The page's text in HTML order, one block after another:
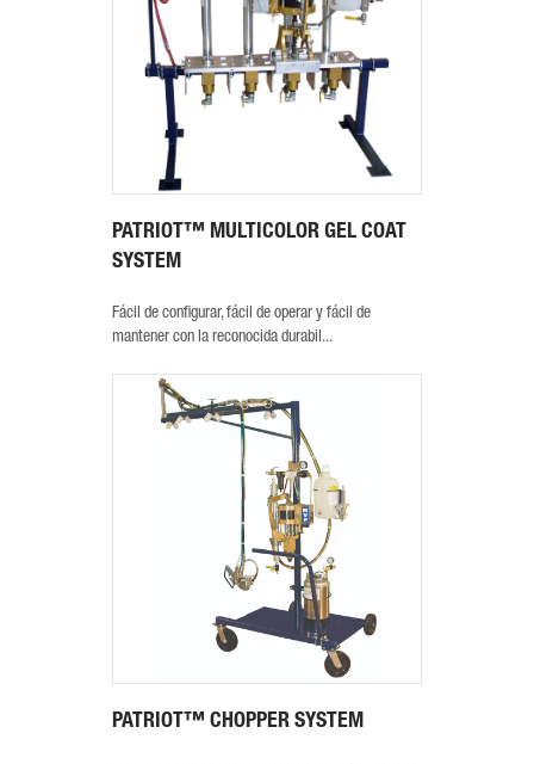
PATRIOT™ MULTICOLOR GEL COAT
SYSTEM
Fácil de configurar, fácil de operar y fácil de
mantener con la reconocida durabil...
PATRIOT™ CHOPPER SYSTEM